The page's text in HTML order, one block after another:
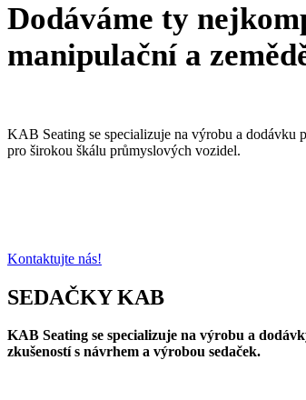
Dodáváme ty
manipulační a
KAB Seating se specializuje na výrobu a dodávku
pro širokou škálu průmyslových vozidel.
Kontaktujte nás!
SEDAČKYKAB
KAB Seating se specializuje na výrobu a
zkušeností s návrhem a výrobou sedaček.